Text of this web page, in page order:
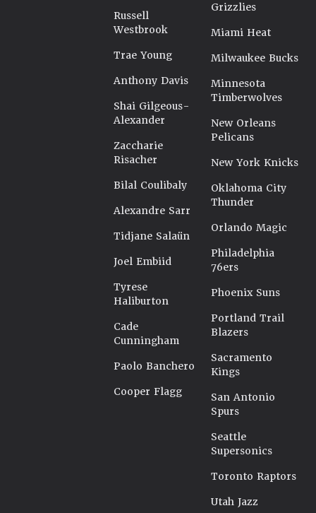
Russell
Westbrook
Trae Young
Anthony Davis
Shai Gilgeous-
Alexander
Zaccharie
Risacher
Bilal Coulibaly
Alexandre Sarr
Tidjane Salaün
Joel Embiid
Tyrese
Haliburton
Cade
Cunningham
Paolo Banchero
Cooper Flagg
Grizzlies
Miami Heat
Milwaukee Bucks
Minnesota
Timberwolves
New Orleans
Pelicans
New York Knicks
Oklahoma City
Thunder
Orlando Magic
Philadelphia
76ers
Phoenix Suns
Portland Trail
Blazers
Sacramento
Kings
San Antonio
Spurs
Seattle
Supersonics
Toronto Raptors
Utah Jazz